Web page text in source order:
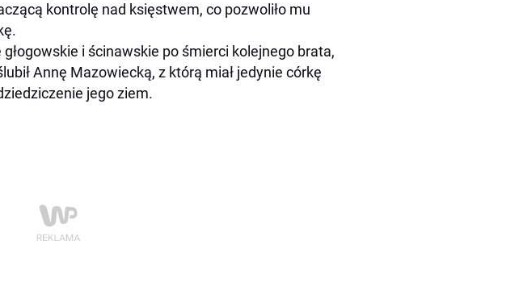
kontrolę nad księstwem, co pozwoliło mu
i ścinawskie po śmierci kolejnego brata,
Annę Mazowiecką, z którą miał jedynie córkę
jego ziem.